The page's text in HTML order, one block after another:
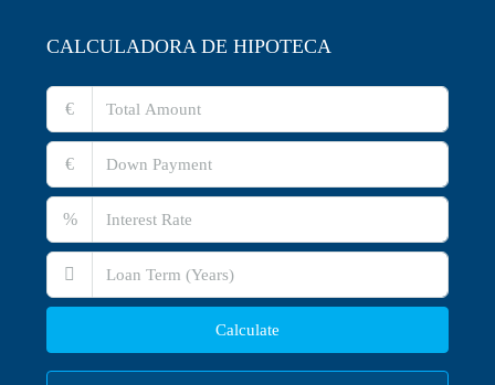
CALCULADORA DE HIPOTECA
€
€
%
Calculate